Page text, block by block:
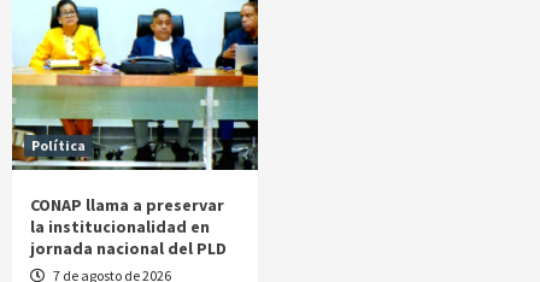
Política
CONAP llama a preservar
la institucionalidad en
jornada nacional del PLD
7 de agosto de 2026